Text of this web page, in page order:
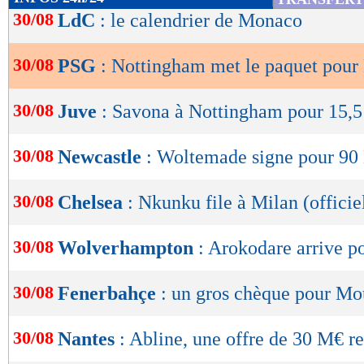
de
OK
30/08 LdC : le calendrier de Monaco
30/08 PSG : Nottingham met le paquet pour
30/08 Juve : Savona à Nottingham pour
30/08 Newcastle : Woltemade signe pour
30/08 Chelsea : Nkunku file à Milan
30/08 Wolverhampton : Arokodare arrive
30/08 Fenerbahçe : un gros chèque pour
30/08 Nantes : Abline, une offre de 30 M€